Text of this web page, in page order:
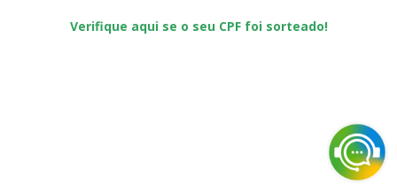
Verifique aqui se o seu CPF foi sorteado!